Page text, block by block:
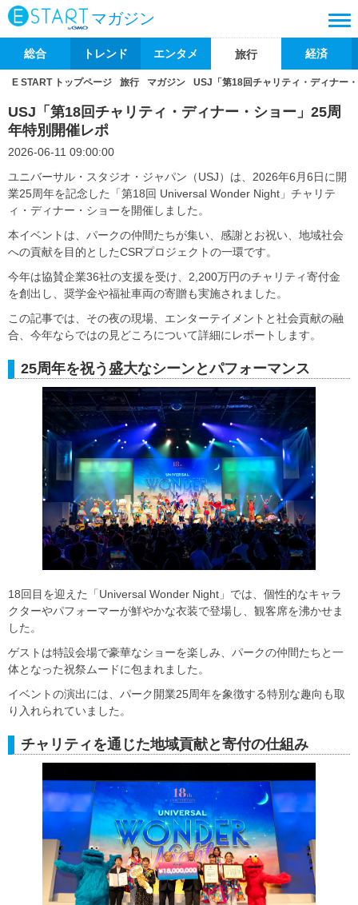
マガジン
総合 トレンド エンタメ 旅行 経済
E START トップページ 旅行 マガジン USJ「第18回チャリティ・ディナー
USJ「第18回チャリティ・ディナー・ショー」25周
年特別開催レポ
2026-06-11 09:00:00
ユニバーサル・スタジオ・ジャパン（USJ）は、2026年6月6日に開
業25周年を記念した「第18回 Universal Wonder Night」チャリテ
ィ・ディナー・ショーを開催しました。
本イベントは、パークの仲間たちが集い、感謝とお祝い、地域社会
への貢献を目的としたCSRプロジェクトの一環です。
今年は協賛企業36社の支援を受け、2,200万円のチャリティ寄付金
を創出し、奨学金や福祉車両の寄贈も実施されました。
この記事では、その夜の現場、エンターテイメントと社会貢献の融
合、今年ならではの見どころについて詳細にレポートします。
25周年を祝う盛大なシーンとパフォーマンス
18回目を迎えた「Universal Wonder Night」では、個性的なキャラ
クターやパフォーマーが鮮やかな衣装で登場し、観客席を沸かせま
した。
ゲストは特設会場で豪華なショーを楽しみ、パークの仲間たちと一
体となった祝祭ムードに包まれました。
イベントの演出には、パーク開業25周年を象徴する特別な趣向も取
り入れられていました。
チャリティを通じた地域貢献と寄付の仕組み